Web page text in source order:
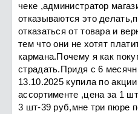
чеке ,администратор
отказываются это
отказаться от товара и
тем что они не хотят
кармана.Почему я как
страдать.Придя с 6
13.10.2025 купила по
ассортименте ,цена за 1
3 шт-39 руб,мне три пюре